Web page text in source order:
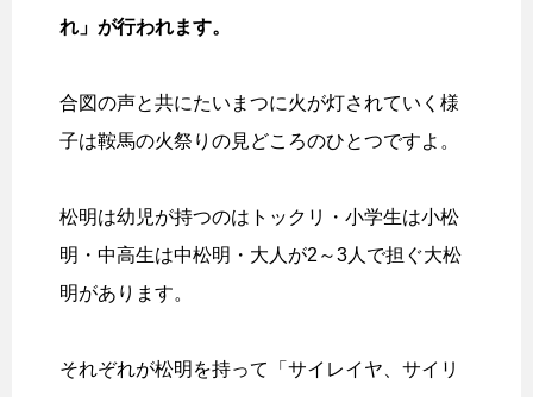
れ」が行われます。
合図の声と共にたいまつに火が灯されていく様
子は鞍馬の火祭りの見どころのひとつですよ。
松明は幼児が持つのはトックリ・小学生は小松
明・中高生は中松明・大人が2～3人で担ぐ大松
明があります。
それぞれが松明を持って「サイレイヤ、サイリ